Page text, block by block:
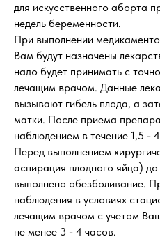
для искусственного аборта
недель беременности.
При выполнении
Вам будут назначены
надо будет принимать с
лечащим врачом. Данные
вызывают гибель плода, а
матки. После приема
наблюдением в течение 1,5 -
Перед выполнением
аспирация плодного яйца)
выполнено обезболивание.
наблюдения в условиях
лечащим врачом с учетом
не менее 3 - 4 часов.